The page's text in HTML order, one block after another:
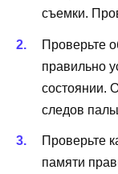
съемки.
Проверьте
правильно
состоянии.
следов
Проверьте
памяти